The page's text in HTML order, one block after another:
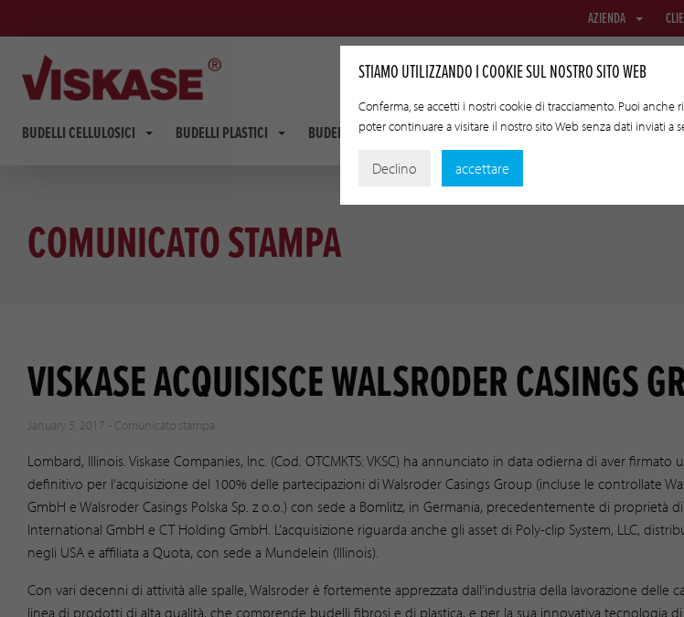
AZIENDA
BUDELLI CELLULOSICI BUDELLI PLASTICI BUDELLI FIBROUS RETE E TESSUTO BUDELLI PER
COMUNICATO STAMPA
VISKASE ACQUISISCE WALSRODER CASINGS
January 5, 2017 - Comunicato stampa
Lombard, Illinois. Viskase Companies, Inc. (Cod. OTCMKTS: VKSC) ha annunciato in data odierna di aver firmato
definitivo per l’acquisizione del 100% delle partecipazioni di Walsroder Casings Group (incluse le controllate
GmbH e Walsroder Casings Polska Sp. z o.o.) con sede a Bomlitz, in Germania, precedentemente di proprietà
International GmbH e CT Holding GmbH. L’acquisizione riguarda anche gli asset di Poly-clip System, LLC,
negli USA e affiliata a Quota, con sede a Mundelein (Illinois).
Con vari decenni di attività alle spalle, Walsroder è fortemente apprezzata dall’industria della lavorazione delle
linea di prodotti di alta qualità, che comprende budelli fibrosi e di plastica, e per la sua innovativa tecnologia
STIAMO UTILIZZANDO I COOKIE SUL NOSTRO SITO WEB
Conferma, se accetti i nostri cookie di tracciamento. Puoi anche
poter continuare a visitare il nostro sito Web senza dati inviati a
Declino accettare